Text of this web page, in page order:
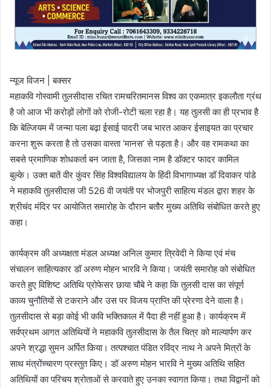
न्यूज विजन | बक्सर
महाकवि गोस्वामी तुलसीदास रचित रामचरितमानस विश्व का एकमात्र इकलौता ग्रंथ
है जो आज भी करोड़ों लोगों को रोजी-रोटी चला रहा है। यह तुलसी का ही प्रभाव है
कि बेल्जियम में जन्मा पला बढ़ा ईसाई पादरी जब भारत आकर ईसाइयत का प्रचार
करना शुरू करता है तो उसका वास्ता ‘मानस’ से पड़ता है। और वह रामकथा का
सबसे प्रमाणिक शोधकर्ता बन जाता है, जिसका नाम है डॉक्टर फादर कामिल
बुल्के। उक्त बातें वीर कुंवर सिंह विश्वविद्यालय के हिंदी विभागाध्यक्ष डॉ दिवाकर पांडे
ने महाकवि तुलसीदास जी 526 वी जयंती पर भोजपुरी साहित्य मंडल द्वारा शहर के
श्रीचंद मंदिर पर आयोजित समारोह के दौरान बतौर मुख्य अतिथि संबोधित करते हुए
कहा।
कार्यक्रम की अध्यक्षता मंडल अध्यक्ष अनिल कुमार त्रिवेदी ने किया एवं मंच
संचालन साहित्यकार डॉ अरुण मोहन भारवि ने किया। जयंती समारोह को संबोधित
करते हुए विशिष्ट अतिथि प्रोफेसर छाया चौबे ने कहा कि तुलसी दास का संपूर्ण
काव्य चुनौतियों से टकराने और उस पर विजय प्राप्ति की प्रेरणा देने वाला है।
तुलसीदास से बड़ा कोई भी कवि भक्तिकाल में पैदा ही नहीं हुआ है। कार्यक्रम में
सर्वप्रथम आगत अतिथियों ने महाकवि तुलसीदास के तैल चित्र को माल्यार्पण कर
अपने श्रद्धा सुमन अर्पित किया। तत्पश्चात पंडित रविंद्र नाथ ने अपने मित्रों के
साथ मंत्रोंच्चारण प्रस्तुत किए। डॉ अरुण मोहन भारवि ने मुख्य अतिथि सहित
अतिथियों का परिचय श्रोताओं से करवाते हुए उनका स्वागत किया। तथा विद्वानों को